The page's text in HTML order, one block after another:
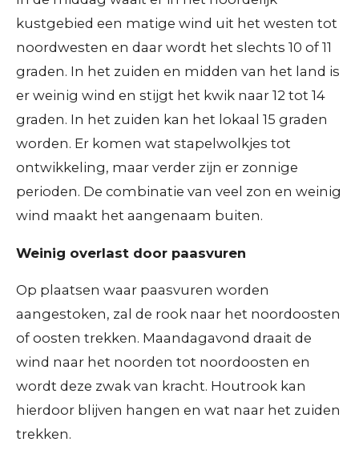
kustgebied een matige wind uit het westen tot
noordwesten en daar wordt het slechts 10 of 11
graden. In het zuiden en midden van het land is
er weinig wind en stijgt het kwik naar 12 tot 14
graden. In het zuiden kan het lokaal 15 graden
worden. Er komen wat stapelwolkjes tot
ontwikkeling, maar verder zijn er zonnige
perioden. De combinatie van veel zon en weinig
wind maakt het aangenaam buiten.
Weinig overlast door paasvuren
Op plaatsen waar paasvuren worden
aangestoken, zal de rook naar het noordoosten
of oosten trekken. Maandagavond draait de
wind naar het noorden tot noordoosten en
wordt deze zwak van kracht. Houtrook kan
hierdoor blijven hangen en wat naar het zuiden
trekken.